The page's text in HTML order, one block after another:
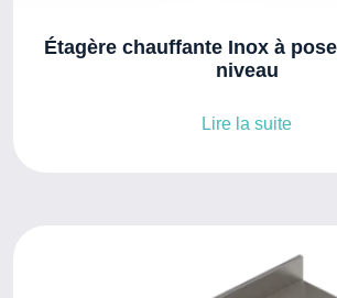
Étagère chauffante Inox à
niveau
Lire la suite